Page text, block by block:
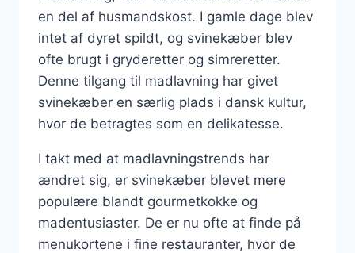
en del af husmandskost. I gamle dage blev
intet af dyret spildt, og svinekæber blev
ofte brugt i gryderetter og simreretter.
Denne tilgang til madlavning har givet
svinekæber en særlig plads i dansk kultur,
hvor de betragtes som en delikatesse.
I takt med at madlavningstrends har
ændret sig, er svinekæber blevet mere
populære blandt gourmetkokke og
madentusiaster. De er nu ofte at finde på
menukortene i fine restauranter, hvor de